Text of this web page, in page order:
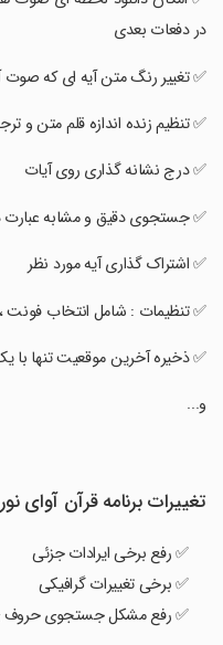
در دفعات بعدی
‏✅ تغییر رنگ متن آیه ای که
‏✅ تنظیم زنده اندازه قلم متن و
‏✅ درج نشانه گذاری روی آیات
‏✅ جستجوی دقیق و مشابه عبارت
‏✅ اشتراک گذاری آیه مورد نظر
‏✅ تنظیمات : شامل انتخاب فونت
‏✅ ذخیره آخرین موقعیت تنها با
‏و...
تغییرات برنامه قرآن آوای
✅ رفع برخی ایرادات جزئی
✅ برخی تغییرات گرافیکی
✅ رفع مشکل جستجوی